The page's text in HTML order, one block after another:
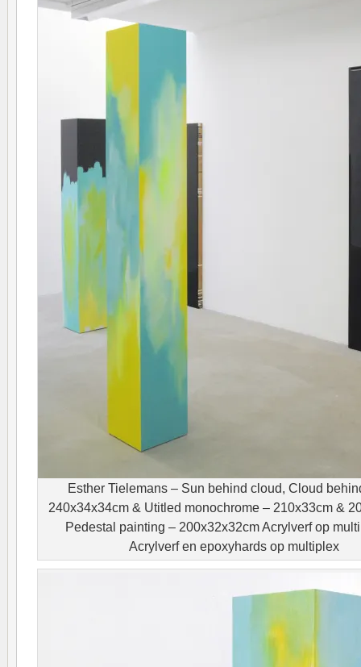
Esther Tielemans – Sun behind cloud, Cloud
240x34x34cm & Utitled monochrome – 210x33cm &
Pedestal painting – 200x32x32cm Acrylverf op
Acrylverf en epoxyhards op multiplex